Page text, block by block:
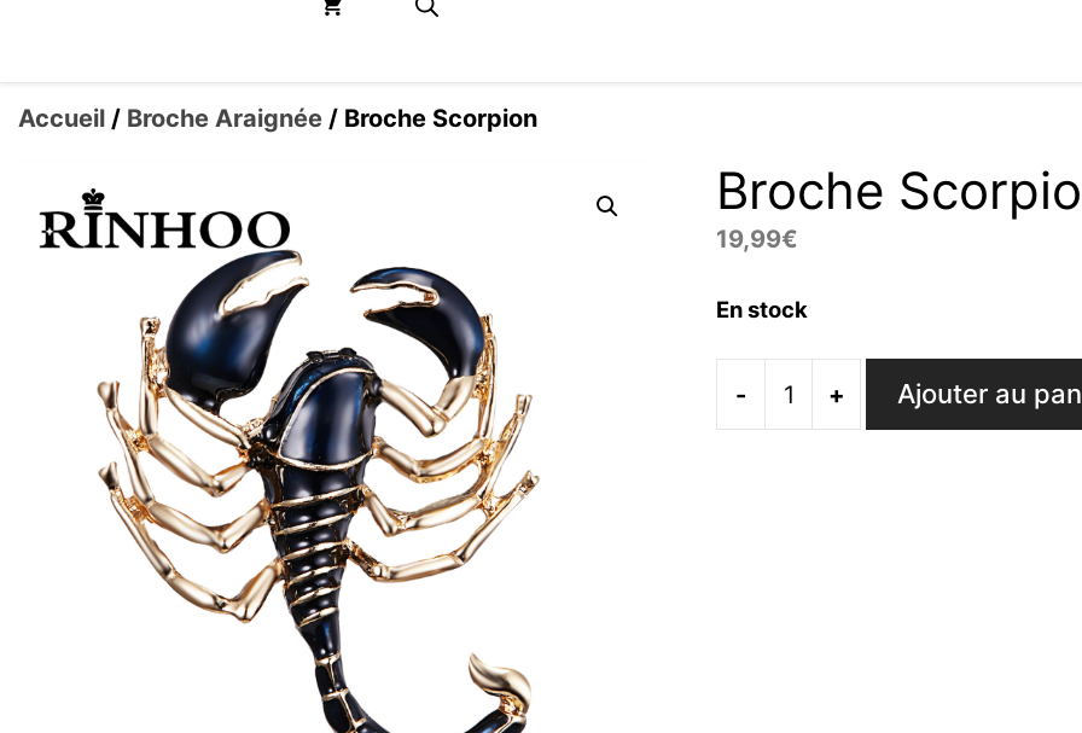
Accueil / Broche Araignée / Broche Scorpion
Broche
19,99€
En stock
-
quantité
+ Ajouter au